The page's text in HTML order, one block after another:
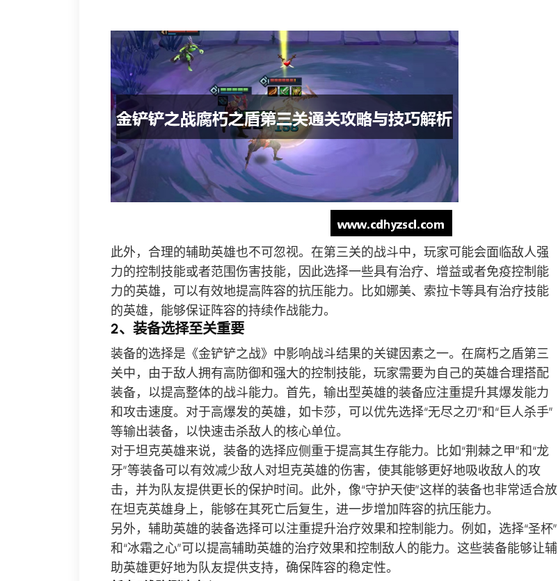
此外，合理的辅助英雄也不可忽视。在第三关的战斗中，玩家可能会面临敌人强
力的控制技能或者范围伤害技能，因此选择一些具有治疗、增益或者免疫控制能
力的英雄，可以有效地提高阵容的抗压能力。比如娜美、索拉卡等具有治疗技能
的英雄，能够保证阵容的持续作战能力。
2、装备选择至关重要
装备的选择是《金铲铲之战》中影响战斗结果的关键因素之一。在腐朽之盾第三
关中，由于敌人拥有高防御和强大的控制技能，玩家需要为自己的英雄合理搭配
装备，以提高整体的战斗能力。首先，输出型英雄的装备应注重提升其爆发能力
和攻击速度。对于高爆发的英雄，如卡莎，可以优先选择“无尽之刃”和“巨人杀手”
等输出装备，以快速击杀敌人的核心单位。
对于坦克英雄来说，装备的选择应侧重于提高其生存能力。比如“荆棘之甲”和“龙
牙”等装备可以有效减少敌人对坦克英雄的伤害，使其能够更好地吸收敌人的攻
击，并为队友提供更长的保护时间。此外，像“守护天使”这样的装备也非常适合放
在坦克英雄身上，能够在其死亡后复生，进一步增加阵容的抗压能力。
另外，辅助英雄的装备选择可以注重提升治疗效果和控制能力。例如，选择“圣杯”
和“冰霜之心”可以提高辅助英雄的治疗效果和控制敌人的能力。这些装备能够让辅
助英雄更好地为队友提供支持，确保阵容的稳定性。